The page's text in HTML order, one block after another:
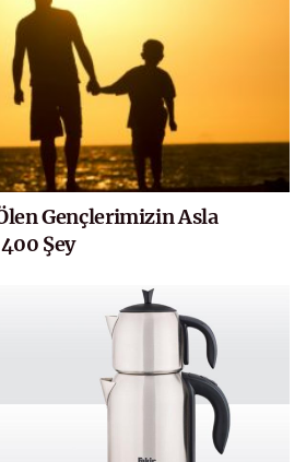
Gençlerimizin Asla
Şey